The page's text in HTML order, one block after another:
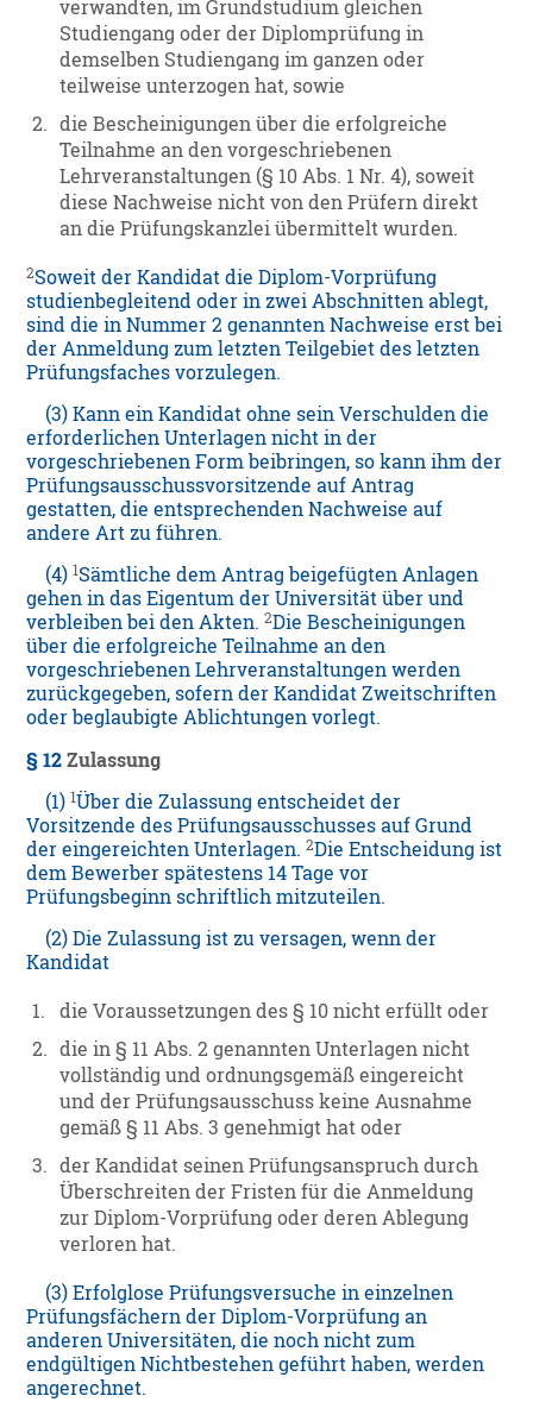
verwandten, im Grundstudium gleichen
Studiengang oder der Diplomprüfung in
demselben Studiengang im ganzen oder
teilweise unterzogen hat, sowie
2. die Bescheinigungen über die erfolgreiche
Teilnahme an den vorgeschriebenen
Lehrveranstaltungen (§ 10 Abs. 1 Nr. 4), soweit
diese Nachweise nicht von den Prüfern direkt
an die Prüfungskanzlei übermittelt wurden.
2Soweit der Kandidat die Diplom-Vorprüfung
studienbegleitend oder in zwei Abschnitten ablegt,
sind die in Nummer 2 genannten Nachweise erst bei
der Anmeldung zum letzten Teilgebiet des letzten
Prüfungsfaches vorzulegen.
(3) Kann ein Kandidat ohne sein Verschulden die
erforderlichen Unterlagen nicht in der
vorgeschriebenen Form beibringen, so kann ihm der
Prüfungsausschussvorsitzende auf Antrag
gestatten, die entsprechenden Nachweise auf
andere Art zu führen.
(4)1Sämtliche dem Antrag beigefügten Anlagen
gehen in das Eigentum der Universität über und
verbleiben bei den Akten.2Die Bescheinigungen
über die erfolgreiche Teilnahme an den
vorgeschriebenen Lehrveranstaltungen werden
zurückgegeben, sofern der Kandidat Zweitschriften
oder beglaubigte Ablichtungen vorlegt.
§ 12 Zulassung
(1)1Über die Zulassung entscheidet der
Vorsitzende des Prüfungsausschusses auf Grund
der eingereichten Unterlagen.2Die Entscheidung ist
dem Bewerber spätestens 14 Tage vor
Prüfungsbeginn schriftlich mitzuteilen.
(2) Die Zulassung ist zu versagen, wenn der
Kandidat
1.
die Voraussetzungen des § 10 nicht erfüllt oder
2. die in § 11 Abs. 2 genannten Unterlagen nicht
vollständig und ordnungsgemäß eingereicht
und der Prüfungsausschuss keine Ausnahme
gemäß § 11 Abs. 3 genehmigt hat oder
3. der Kandidat seinen Prüfungsanspruch durch
Überschreiten der Fristen für die Anmeldung
zur Diplom-Vorprüfung oder deren Ablegung
verloren hat.
(3) Erfolglose Prüfungsversuche in einzelnen
Prüfungsfächern der Diplom-Vorprüfung an
anderen Universitäten, die noch nicht zum
endgültigen Nichtbestehen geführt haben, werden
angerechnet.